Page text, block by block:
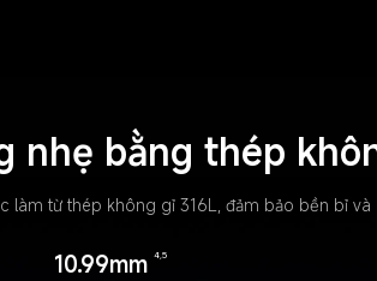
nhẹ bằng thép
làm từ thép không gỉ 316L, đảm bảo bền bỉ
10.99mm 4,5